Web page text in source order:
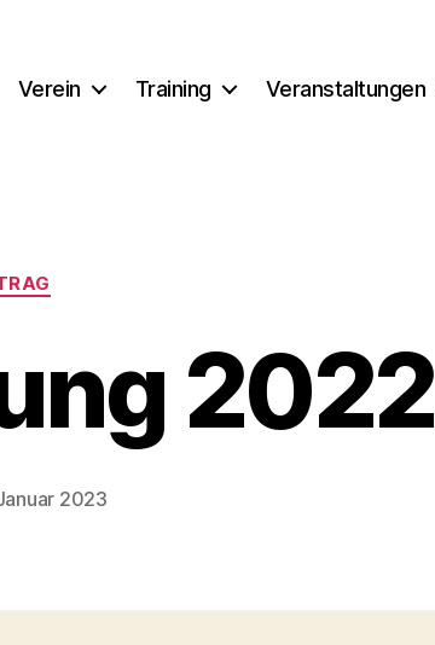
Verein Training Veranstaltungen
2022
2023